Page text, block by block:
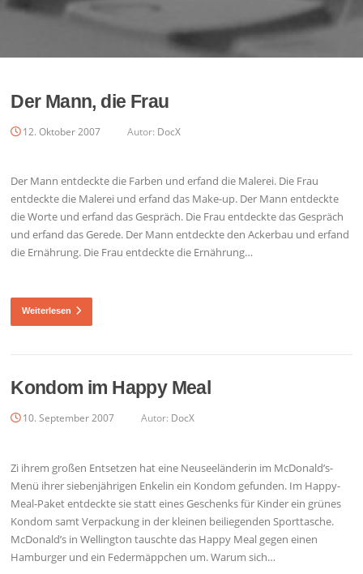
Der Mann, die Frau
12. Oktober 2007 Autor: DocX
Der Mann entdeckte die Farben und erfand die Malerei. Die Frau
entdeckte die Malerei und erfand das Make-up. Der Mann entdeckte
die Worte und erfand das Gespräch. Die Frau entdeckte das Gespräch
und erfand das Gerede. Der Mann entdeckte den Ackerbau und erfand
die Ernährung. Die Frau entdeckte die Ernährung…
Weiterlesen
Kondom im Happy Meal
10. September 2007 Autor: DocX
Zi ihrem großen Entsetzen hat eine Neuseeländerin im McDonald’s-
Menü ihrer siebenjährigen Enkelin ein Kondom gefunden. Im Happy-
Meal-Paket entdeckte sie statt eines Geschenks für Kinder ein grünes
Kondom samt Verpackung in der kleinen beiliegenden Sporttasche.
McDonald’s in Wellington tauschte das Happy Meal gegen einen
Hamburger und ein Federmäppchen um. Warum sich…